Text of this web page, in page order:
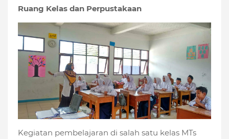
Ruang Kelas dan Perpustakaan
Kegiatan pembelajaran di salah satu kelas MTs